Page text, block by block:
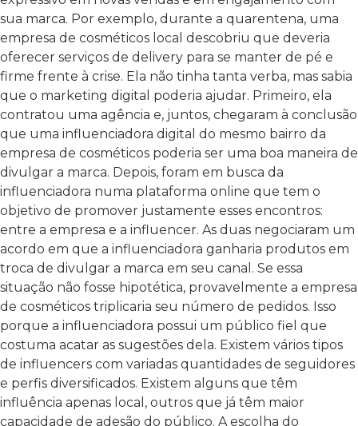
sua marca. Por exemplo, durante a quarentena, uma
empresa de cosméticos local descobriu que deveria
oferecer serviços de delivery para se manter de pé e
firme frente à crise. Ela não tinha tanta verba, mas sabia
que o marketing digital poderia ajudar. Primeiro, ela
contratou uma agência e, juntos, chegaram à conclusão
que uma influenciadora digital do mesmo bairro da
empresa de cosméticos poderia ser uma boa maneira de
divulgar a marca. Depois, foram em busca da
influenciadora numa plataforma online que tem o
objetivo de promover justamente esses encontros:
entre a empresa e a influencer. As duas negociaram um
acordo em que a influenciadora ganharia produtos em
troca de divulgar a marca em seu canal. Se essa
situação não fosse hipotética, provavelmente a empresa
de cosméticos triplicaria seu número de pedidos. Isso
porque a influenciadora possui um público fiel que
costuma acatar as sugestões dela. Existem vários tipos
de influencers com variadas quantidades de seguidores
e perfis diversificados. Existem alguns que têm
influência apenas local, outros que já têm maior
capacidade de adesão do público. A escolha do